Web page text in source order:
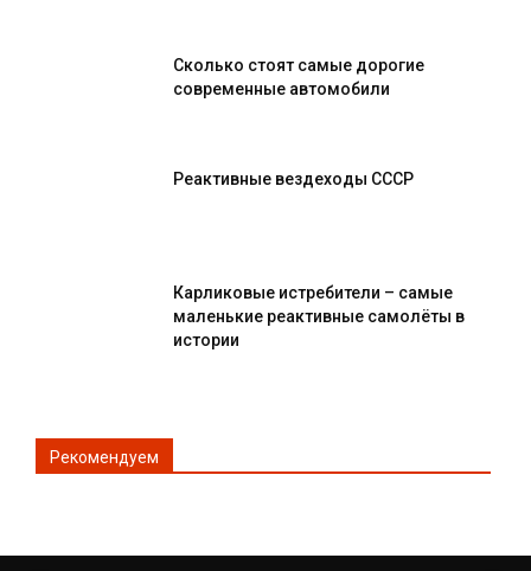
Сколько стоят самые дорогие
современные автомобили
Реактивные вездеходы СССР
Карликовые истребители – самые
маленькие реактивные самолёты в
истории
Рекомендуем